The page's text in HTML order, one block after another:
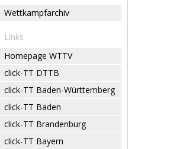
Wettkampfarchiv
Links
Homepage WTTV
click-TT DTTB
click-TT Baden-Württemberg
click-TT Baden
click-TT Brandenburg
click-TT Bayern